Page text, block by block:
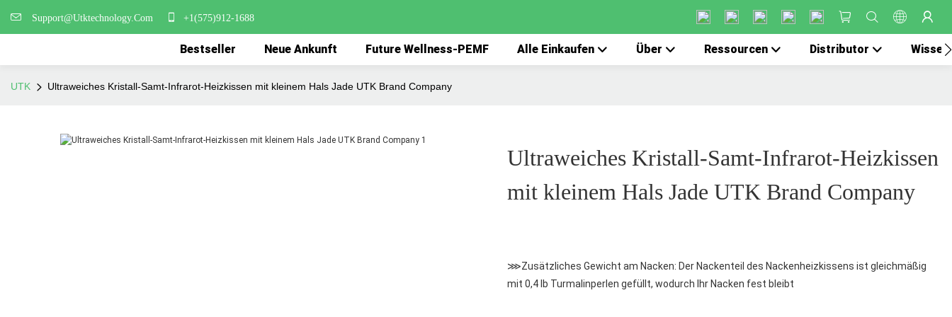
Support@Utktechnology.Com +1(575)912-1688
Bestseller Neue Ankunft Future Wellness-PEMF Alle Einkaufen Über Ressourcen Distributor Wissen
UTK Ultraweiches Kristall-Samt-Infrarot-Heizkissen mit kleinem Hals Jade UTK Brand Company
Ultraweiches Kristall-Samt-Infrarot-Heizkissen
mit kleinem Hals Jade UTK Brand Company
⋙Zusätzliches Gewicht am Nacken: Der Nackenteil des Nackenheizkissens ist gleichmäßig
mit 0,4 lb Turmalinperlen gefüllt, wodurch Ihr Nacken fest bleibt